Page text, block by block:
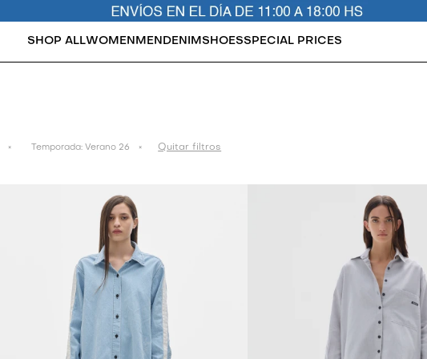
SHOP ALLWOMENMEN DENIMSHOESSPECIAL PRICES
Temporada: Verano 26 Quitar filtros